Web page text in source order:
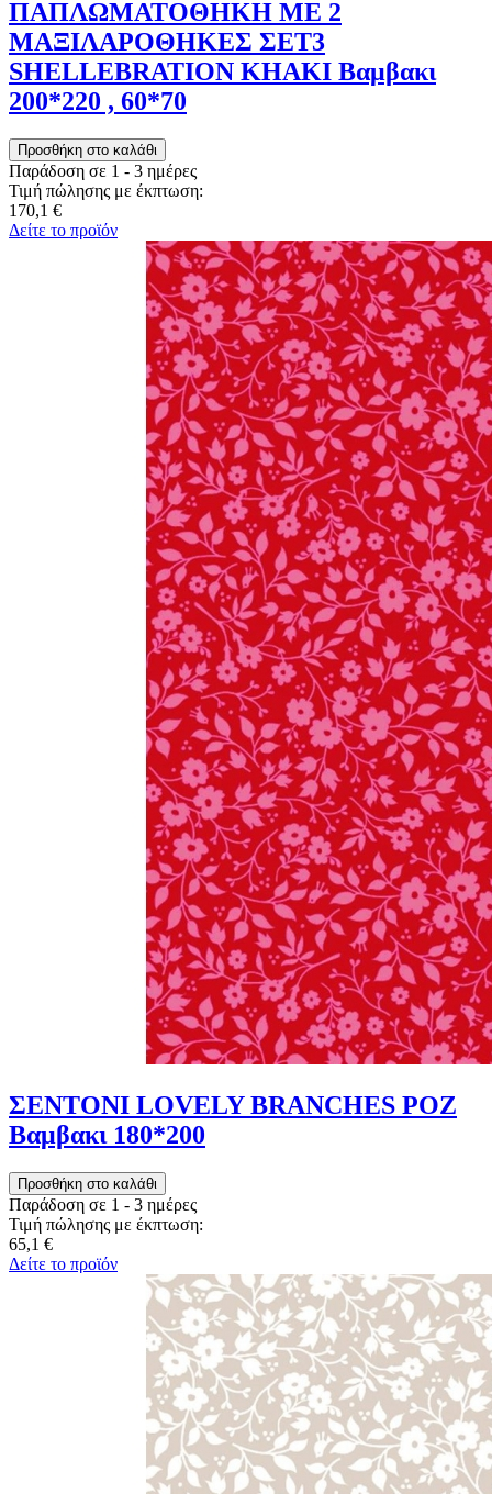
ΠΑΠΛΩΜΑΤΟΘΗΚΗ ΜΕ 2
ΜΑΞΙΛΑΡΟΘΗΚΕΣ ΣΕΤ3
SHELLEBRATION KHAKI Βαμβακι
200*220 , 60*70
Παράδοση σε 1 - 3 ημέρες
Τιμή πώλησης με έκπτωση:
170,1 €
Δείτε το προϊόν
ΣΕΝΤΟΝΙ LOVELY BRANCHES ΡΟΖ
Βαμβακι 180*200
Παράδοση σε 1 - 3 ημέρες
Τιμή πώλησης με έκπτωση:
65,1 €
Δείτε το προϊόν